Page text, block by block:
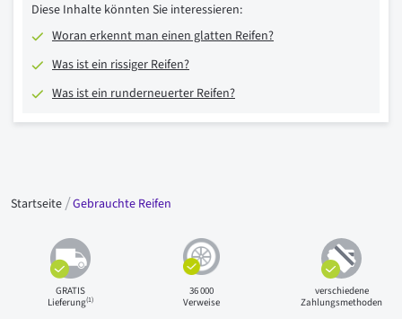
Diese Inhalte könnten Sie interessieren:
Woran erkennt man einen glatten Reifen?
Was ist ein rissiger Reifen?
Was ist ein runderneuerter Reifen?
Startseite Gebrauchte Reifen
GRATIS
Lieferung(1)
36 000
Verweise
verschiedene
Zahlungsmethoden